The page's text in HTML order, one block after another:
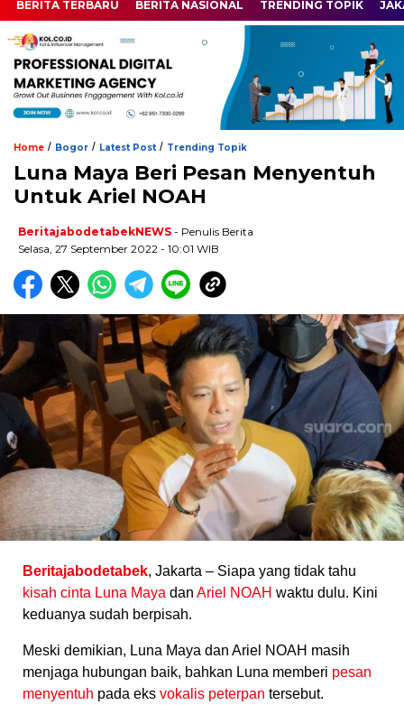
BERITA TERBARU BERITA NASIONAL TRENDING TOPIK
Home / Bogor / Latest Post / Trending Topik
Luna Maya Beri Pesan Menyentuh
Untuk Ariel NOAH
BeritajabodetabekNEWS - Penulis Berita
Selasa, 27 September 2022 - 10:01 WIB
Beritajabodetabek, Jakarta – Siapa yang tidak tahu
kisah cinta Luna Maya dan Ariel NOAH waktu dulu. Kini
keduanya sudah berpisah.
Meski demikian, Luna Maya dan Ariel NOAH masih
menjaga hubungan baik, bahkan Luna memberi pesan
menyentuh pada eks vokalis peterpan tersebut.